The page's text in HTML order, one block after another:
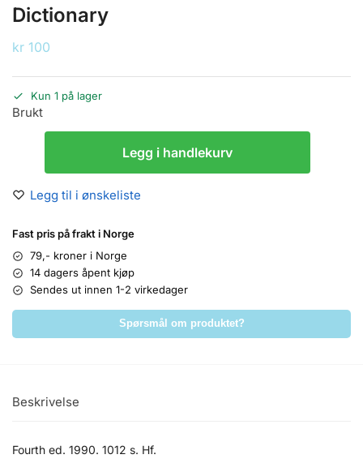
Dictionary
kr 100
Kun 1 på lager
Brukt
Legg i handlekurv
Legg til i ønskeliste
Fast pris på frakt i Norge
79,- kroner i Norge
14 dagers åpent kjøp
Sendes ut innen 1-2 virkedager
Spørsmål om produktet?
Beskrivelse
Fourth ed. 1990. 1012 s. Hf.